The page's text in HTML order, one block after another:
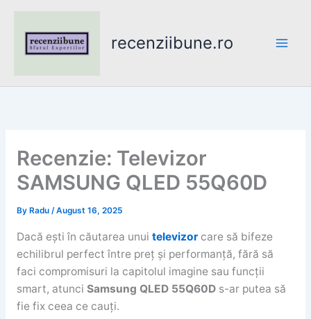
content
recenziibune.ro
Recenzie: Televizor
SAMSUNG QLED 55Q60D
By Radu /August 16, 2025
Dacă ești în căutarea unui televizorcare să bifeze
echilibrul perfect între preț și performanță, fără să
faci compromisuri la capitolul imagine sau funcții
smart, atunci Samsung QLED 55Q60Ds-ar putea să
fie fix ceea ce cauți.